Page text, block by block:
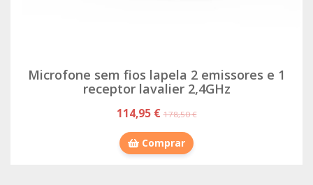
Microfone sem fios lapela 2 emissores e 1
receptor lavalier 2,4GHz
114,95 €178,50 €
Comprar